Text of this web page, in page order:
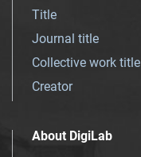
Title
Journal title
Collective work title
Creator
About DigiLab